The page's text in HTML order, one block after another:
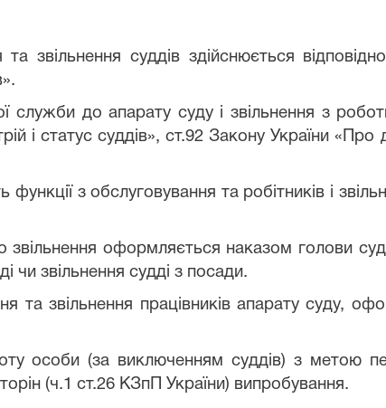
звільнення суддів здійснюється
служби до апарату суду і звільнення з
і статус суддів», ст.92 Закону України
функції з обслуговування та робітників і
оформляється наказом голови
чи звільнення судді з посади.
та звільнення працівників апарату суду,
особи (за виключенням суддів) з метою
(ч.1 ст.26 КЗпП України) випробування.